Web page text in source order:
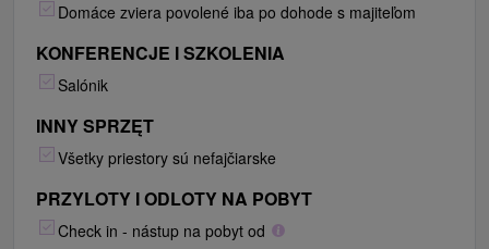
Domáce zviera povolené iba po dohode s majiteľom
KONFERENCJE I SZKOLENIA
Salónik
INNY SPRZĘT
Všetky priestory sú nefajčiarske
PRZYLOTY I ODLOTY NA POBYT
Check in - nástup na pobyt od